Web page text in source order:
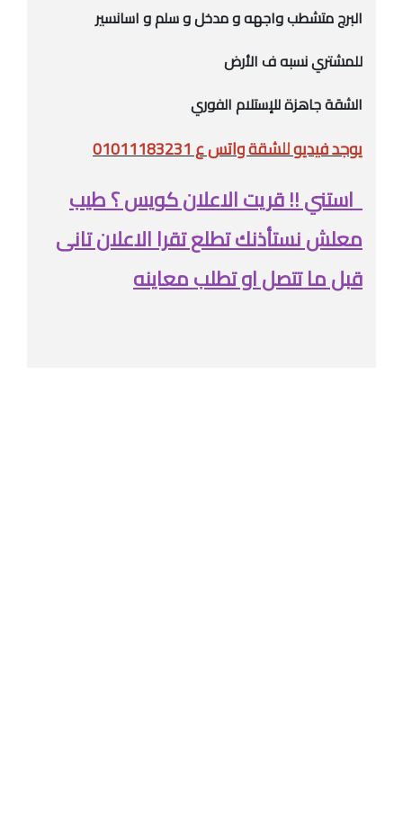
البرج متشطب واجهه و مدخل و سلم و اسانسير
للمشتري نسبه ف الأرض
الشقة جاهزة للإستلام الفوري
يوجد فيديو للشقة واتس ع 01011183231
استني !! قريت الاعلان كويس ؟ طيب
معلش نستأذنك تطلع تقرا الاعلان تانى
قبل ما تتصل او تطلب معاينه